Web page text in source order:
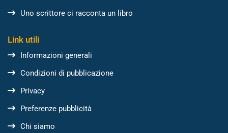
Uno scrittore ci racconta un libro
Link utili
Informazioni generali
Condizioni di pubblicazione
Privacy
Preferenze pubblicità
Chi siamo